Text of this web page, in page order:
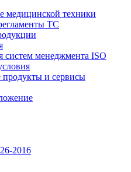
медицинской техники
ТС
систем менеджмента ISO
и сервисы
2016